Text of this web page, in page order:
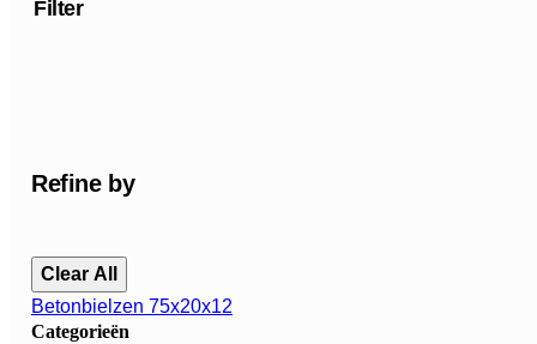
Filter
Refine by
Clear All
Betonbielzen 75x20x12
Categorieën